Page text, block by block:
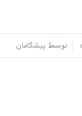
توسط پیشگامان